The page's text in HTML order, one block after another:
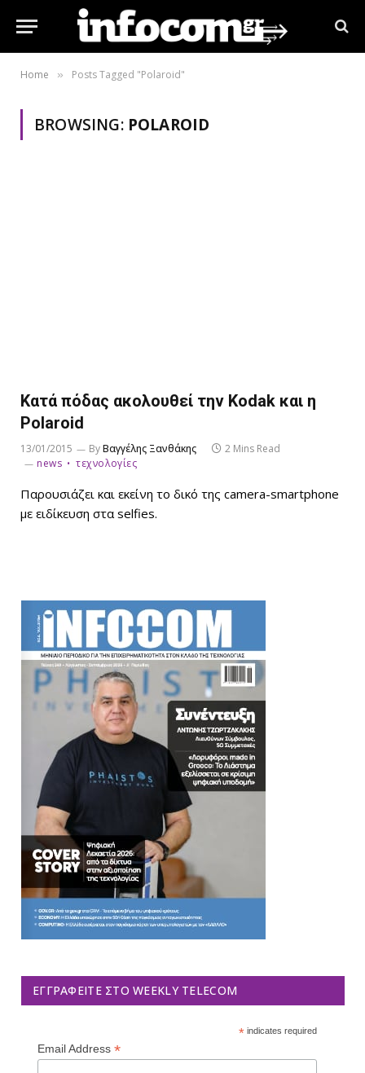
Home » Posts Tagged "Polaroid"
BROWSING: POLAROID
Κατά πόδας ακολουθεί την Kodak και η
Polaroid
13/01/2015 ByΒαγγέλης Ξανθάκης
2 Mins Read
news
τεχνολογίες
Παρουσιάζει και εκείνη το δικό της camera-smartphone
με ειδίκευση στα selfies.
ΕΓΓΡΑΦΕΊΤΕ ΣΤΟ WEEKLY TELECOM
*indicates required
Email Address *